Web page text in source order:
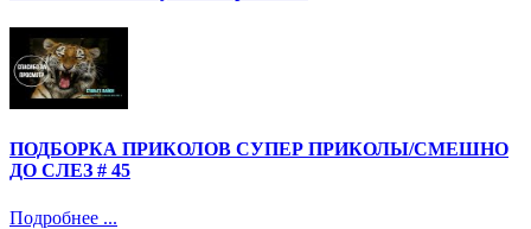
ПОДБОРКА ПРИКОЛОВ СУПЕР ПРИКОЛЫ/СМЕШНО
ДО СЛЕЗ # 45
Подробнее ...